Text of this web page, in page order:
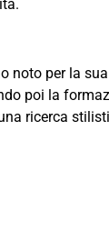
per la
poi la
ricerca